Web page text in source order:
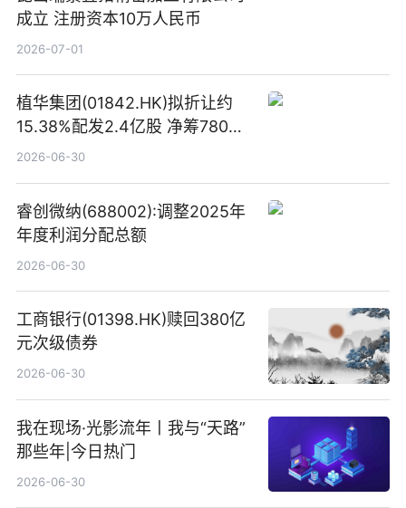
成立 注册资本10万人民币
2026-07-01
植华集团(01842.HK)拟折让约
15.38%配发2.4亿股 净筹780万
港元
2026-06-30
睿创微纳(688002):调整2025年
年度利润分配总额
2026-06-30
工商银行(01398.HK)赎回380亿
元次级债券
2026-06-30
我在现场·光影流年丨我与“天路”
那些年|今日热门
2026-06-30